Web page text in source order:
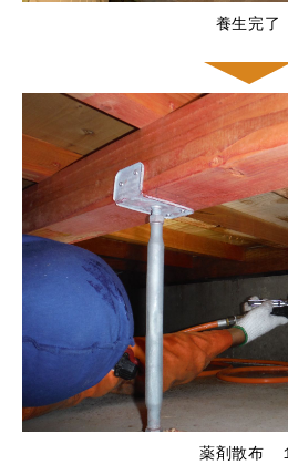
養生完了
薬剤散布 １